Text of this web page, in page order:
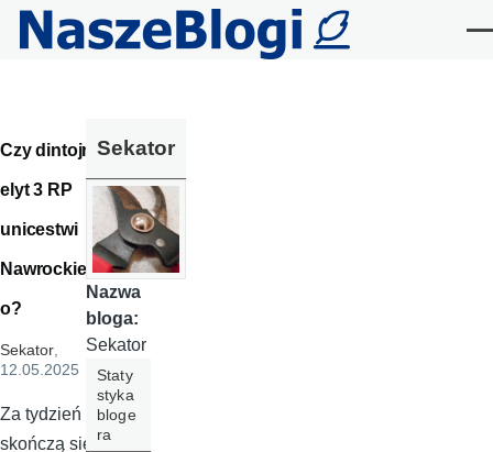
Przejdź do treści
Czy dintojra
elyt 3 RP
unicestwi
Nawrockieg
o?
Sekator,
12.05.2025
Za tydzień
skończą się
Sekator
Nazwa
bloga:
Sekator
Staty
styka
bloge
ra